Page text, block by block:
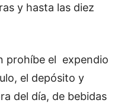
y hasta las diez
prohíbe el expendio
el depósito y
del día, de bebidas